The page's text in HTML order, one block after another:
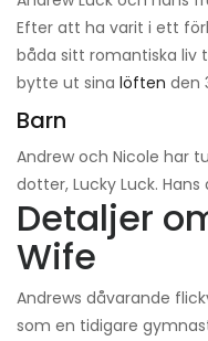
Efter att ha varit i ett
båda sitt romantiska liv
bytte ut sina löften den
Barn
Andrew och Nicole har
dotter, Lucky Luck.
Detaljer
Wife
Andrews dåvarande
som en tidigare